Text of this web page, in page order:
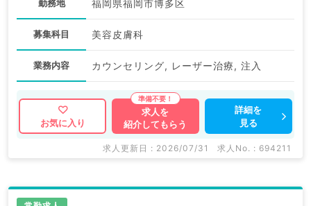
勤務地 福岡県福岡市博多区
募集科目 美容皮膚科
業務内容 カウンセリング, レーザー治療, 注入
お気に入り
求人を
紹介してもらう
詳細を
見る
求人更新日 : 2026/07/31 求人No. : 694211